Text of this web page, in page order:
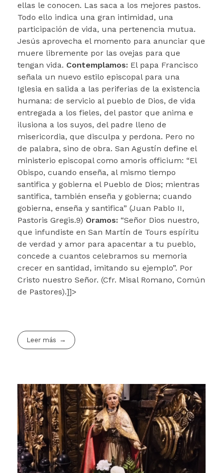
ellas le conocen. Las saca a los mejores pastos.
Todo ello indica una gran intimidad, una
participación de vida, una pertenencia mutua.
Jesús aprovecha el momento para anunciar que
muere libremente por las ovejas para que
tengan vida. Contemplamos: El papa Francisco
señala un nuevo estilo episcopal para una
Iglesia en salida a las periferias de la existencia
humana: de servicio al pueblo de Dios, de vida
entregada a los fieles, del pastor que anima e
ilusiona a los suyos, del padre lleno de
misericordia, que disculpa y perdona. Pero no
de palabra, sino de obra. San Agustín define el
ministerio episcopal como amoris officium: “El
Obispo, cuando enseña, al mismo tiempo
santifica y gobierna el Pueblo de Dios; mientras
santifica, también enseña y gobierna; cuando
gobierna, enseña y santifica” (Juan Pablo II,
Pastoris Gregis.9) Oramos: “Señor Dios nuestro,
que infundiste en San Martín de Tours espíritu
de verdad y amor para apacentar a tu pueblo,
concede a cuantos celebramos su memoria
crecer en santidad, imitando su ejemplo”. Por
Cristo nuestro Señor. (Cfr. Misal Romano, Común
de Pastores).]]>
Leer más